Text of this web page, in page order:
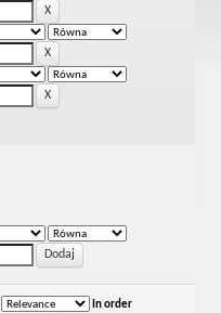
In order